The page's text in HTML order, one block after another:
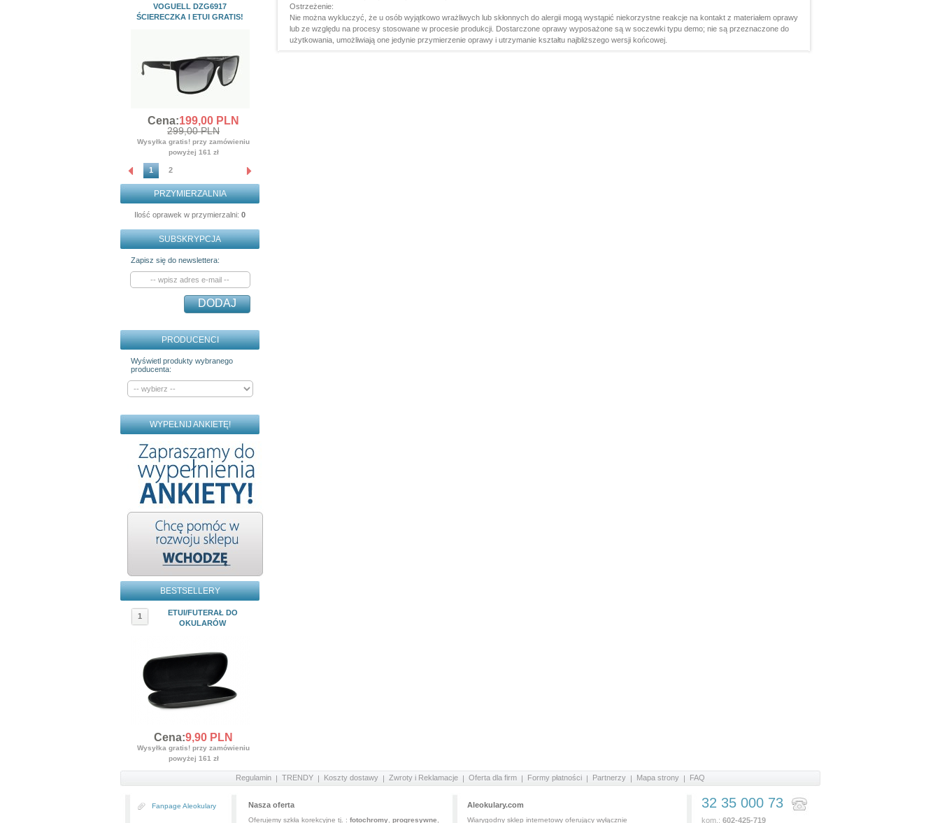
VOGUELL DZG6917
ŚCIERECZKA I ETUI GRATIS!
Cena:199,00 PLN
299,00 PLN
Wysyłka gratis! przy zamówieniu
powyżej 161 zł
MYSTIQUE M22204C1 ETUI I
ŚCIERECZKA GRATIS!!!
Cena:139,00PLN
1 2
PRZYMIERZALNIA
Ilość oprawek w przymierzalni: 0
SUBSKRYPCJA
Zapisz się do newslettera:
DODAJ
PRODUCENCI
Wyświetl produkty wybranego
producenta:
WYPEŁNIJ ANKIETĘ!
BESTSELLERY
1
ETUI/FUTERAŁ DO
OKULARÓW
Cena:9,90 PLN
Wysyłka gratis! przy zamówieniu
powyżej 161 zł
Ostrzeżenie:
Nie można wykluczyć, że u osób wyjątkowo wrażliwych lub skłonnych do alergii mogą wystąpić niekorzystne reakcje na kontakt z materiałem oprawy
lub ze względu na procesy stosowane w procesie produkcji. Dostarczone oprawy wyposażone są w soczewki typu demo; nie są przeznaczone do
użytkowania, umożliwiają one jedynie przymierzenie oprawy i utrzymanie kształtu najbliższego wersji końcowej.
Regulamin TRENDY Koszty dostawy Zwroty i Reklamacje Oferta dla firm Formy płatności Partnerzy Mapa strony FAQ
Fanpage Aleokulary Nasza oferta
Oferujemy szkła korekcyjne tj. : fotochromy, progresywne
Aleokulary.com
Wiarygodny sklep internetowy oferujący wyłącznie
32 35 000 73
kom.: 602-425-719